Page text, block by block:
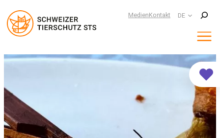
MedienKontakt DE
Suchen